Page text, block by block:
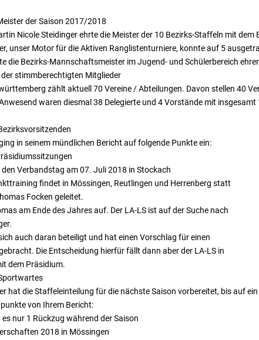
der Saison 2017/2018
Nicole Steidinger ehrte die Meister der 10 Bezirks-Staffeln mit
unser Motor für die Aktiven Ranglistenturniere, konnte auf 5
die Bezirks-Mannschaftsmeister im Jugend- und Schülerbereich
stimmberechtigten Mitglieder
zählt aktuell 70 Vereine / Abteilungen. Davon stellen 40
waren diesmal 38 Delegierte und 4 Vorstände mit
in seinem mündlichen Bericht auf folgende Punkte ein:
Verbandstag am 07. Juli 2018 in Stockach
findet in Mössingen, Reutlingen und Herrenberg statt
Focken geleitet.
am Ende des Jahres auf. Der LA-LS ist auf der Suche nach
auch daran beteiligt und hat einen Vorschlag für einen
Die Entscheidung hierfür fällt dann aber der LA-LS in
dem Präsidium.
hat die Staffeleinteilung für die nächste Saison vorbereitet, bis auf
von Ihrem Bericht:
nur 1 Rückzug während der Saison
2018 in Mössingen